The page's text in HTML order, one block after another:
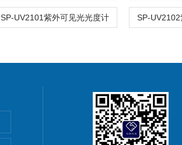
SP-UV2101紫外可见光光度计 SP-